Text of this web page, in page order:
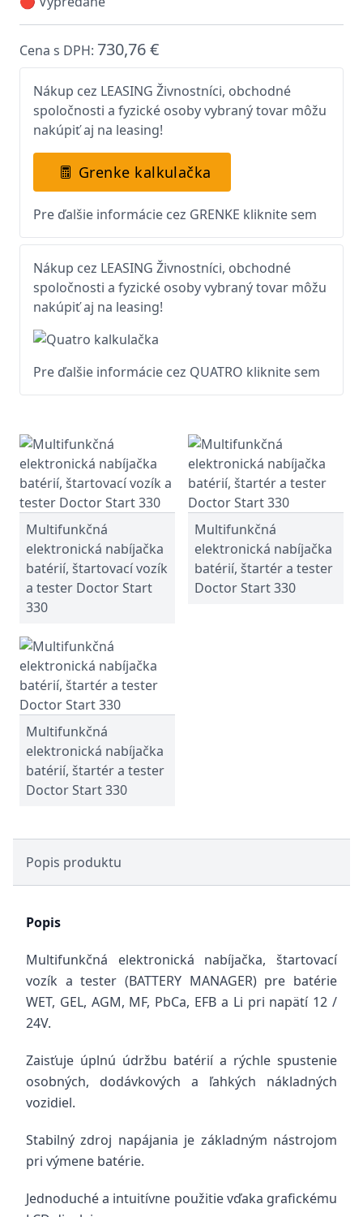
Cena s DPH: 730,76 €
Nákup cez LEASING Živnostníci, obchodné
spoločnosti a fyzické osoby vybraný tovar môžu
nakúpiť aj na leasing!
Grenke kalkulačka
Pre ďalšie informácie cez GRENKE kliknite sem
Nákup cez LEASING Živnostníci, obchodné
spoločnosti a fyzické osoby vybraný tovar môžu
nakúpiť aj na leasing!
Pre ďalšie informácie cez QUATRO kliknite sem
Multifunkčná
elektronická nabíjačka
batérií, štartovací vozík
a tester Doctor Start
330
Multifunkčná
elektronická nabíjačka
batérií, štartér a tester
Doctor Start 330
Multifunkčná
elektronická nabíjačka
batérií, štartér a tester
Doctor Start 330
Popis produktu
Popis
Multifunkčná elektronická nabíjačka, štartovací
vozík a tester (BATTERY MANAGER) pre batérie
WET, GEL, AGM, MF, PbCa, EFB a Li pri napätí 12 /
24V.
Zaisťuje úplnú údržbu batérií a rýchle spustenie
osobných, dodávkových a ľahkých nákladných
vozidiel.
Stabilný zdroj napájania je základným nástrojom
pri výmene batérie.
Jednoduché a intuitívne použitie vďaka grafickému